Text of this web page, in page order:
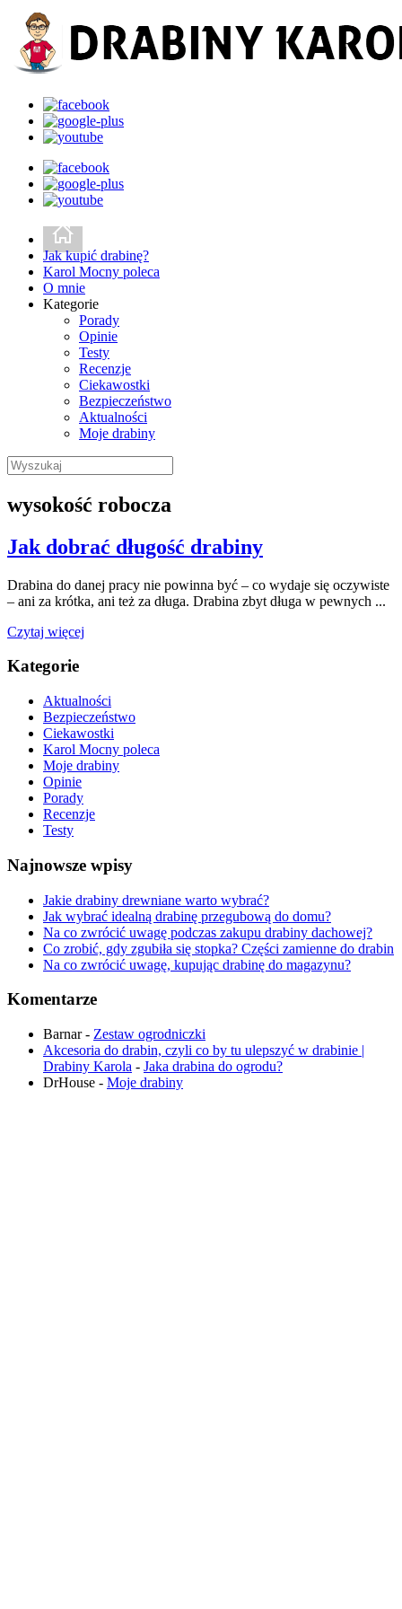
Jak kupić drabinę?
Karol Mocny poleca
O mnie
Kategorie
Porady
Opinie
Testy
Recenzje
Ciekawostki
Bezpieczeństwo
Aktualności
Moje drabiny
Wyszukaj:
wysokość robocza
Jak dobrać długość drabiny
Drabina do danej pracy nie powinna być – co wydaje się oczywiste
– ani za krótka, ani też za długa. Drabina zbyt długa w pewnych ...
Czytaj więcej
Kategorie
Aktualności
Bezpieczeństwo
Ciekawostki
Karol Mocny poleca
Moje drabiny
Opinie
Porady
Recenzje
Testy
Najnowsze wpisy
Jakie drabiny drewniane warto wybrać?
Jak wybrać idealną drabinę przegubową do domu?
Na co zwrócić uwagę podczas zakupu drabiny dachowej?
Co zrobić, gdy zgubiła się stopka? Części zamienne do drabin
Na co zwrócić uwagę, kupując drabinę do magazynu?
Komentarze
Barnar- Zestaw ogrodniczki
Akcesoria do drabin, czyli co by tu ulepszyć w drabinie |
Drabiny Karola - Jaka drabina do ogrodu​?
DrHouse - Moje drabiny